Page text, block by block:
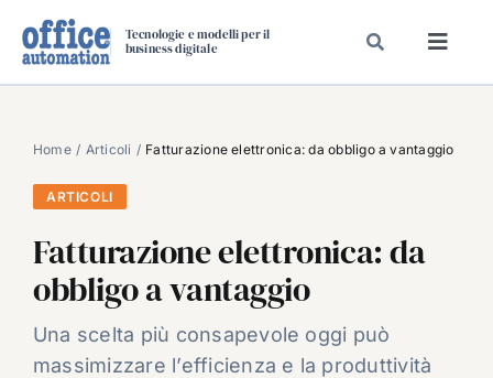
Tecnologie e modelli per il
business digitale
SPECIAL PAPER
TAVOLE ROTONDE DI REDAZIONE
CARRIERE
VIDEO
EVENTI
Home Articoli Fatturazione elettronica: da obbligo a vantaggio
ARTICOLI
Fatturazione elettronica: da
obbligo a vantaggio
Una scelta più consapevole oggi può
massimizzare l’efficienza e la produttività